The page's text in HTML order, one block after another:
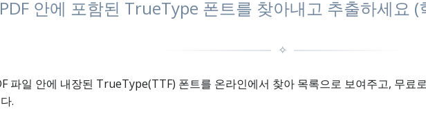
PDF 안에 포함된 TrueType 폰트를 찾아내고 추출하세요 (
✧
파일 안에 내장된 TrueType(TTF) 폰트를 온라인에서 찾아 목록으로 보여주고, 무료
.